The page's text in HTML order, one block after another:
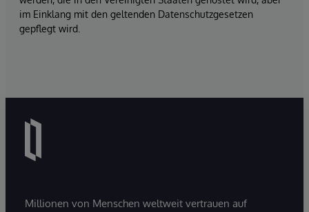
im Einklang mit den geltenden Datenschutzgesetzen
gepflegt wird.
Millionen von Menschen weltweit vertrauen auf